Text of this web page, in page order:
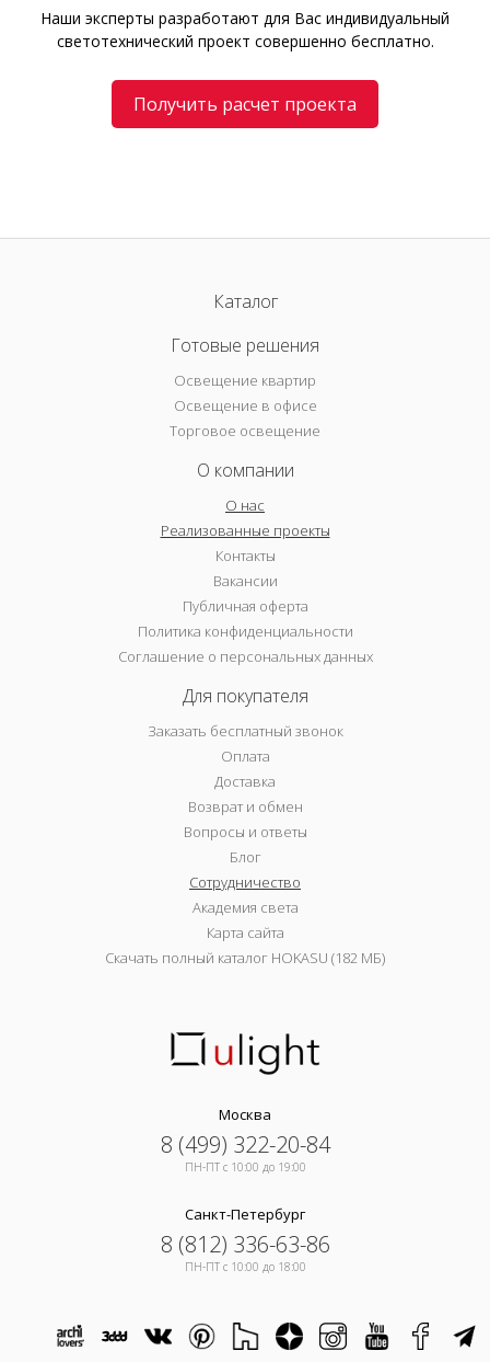
Наши эксперты разработают для Вас индивидуальный
светотехнический проект совершенно бесплатно.
Получить расчет проекта
Каталог
Готовые решения
Освещение квартир
Освещение в офисе
Торговое освещение
О компании
О нас
Реализованные проекты
Контакты
Вакансии
Публичная оферта
Политика конфиденциальности
Соглашение о персональных данных
Для покупателя
Заказать бесплатный звонок
Оплата
Доставка
Возврат и обмен
Вопросы и ответы
Блог
Сотрудничество
Академия света
Карта сайта
Скачать полный каталог HOKASU (182 МБ)
Москва
8 (499) 322-20-84
ПН-ПТ c 10:00 до 19:00
Санкт-Петербург
8 (812) 336-63-86
ПН-ПТ c 10:00 до 18:00